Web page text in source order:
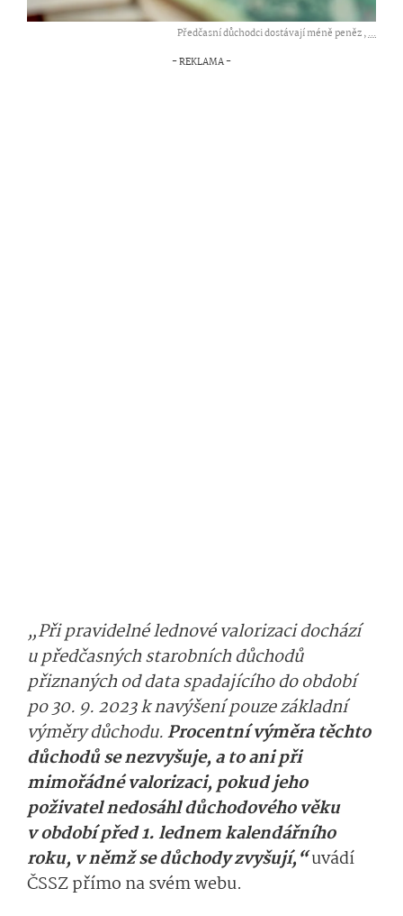
Předčasní důchodci dostávají méně peněz ,...
„Při pravidelné lednové valorizaci dochází
u předčasných starobních důchodů
přiznaných od data spadajícího do období
po 30. 9. 2023 k navýšení pouze základní
výměry důchodu.Procentní výměra těchto
důchodů se nezvyšuje, a to ani při
mimořádné valorizaci, pokud jeho
poživatel nedosáhl důchodového věku
v období před 1. lednem kalendářního
roku, v němž se důchody zvyšují,“uvádí
ČSSZ přímo na svém webu.